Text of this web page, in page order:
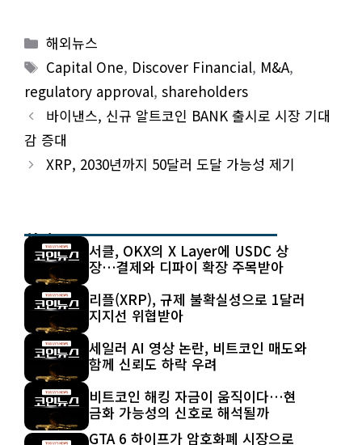
Categories
해외뉴스
Tags
Capital One, Discover Financial, M&A,
regulatory approval, shareholders
바이낸스, 신규 알트코인 BANK 출시로 시장 기대
감 증대
XRP, 2030년까지 50달러 도달 가능성 제기
최신 글
서클, OKX의 X Layer에 USDC 상
장…결제와 디파이 확장 주목받아
리플(XRP), 규제 불확실성으로 1달러
지지선 위협받아
세일러 AI 영상 논란, 비트코인 매도와
함께 신뢰도 하락 우려
비트코인 해킹 자금이 움직이다…현
금화 가능성의 신호로 해석될까
GTA 6 하이프가 암호화폐 시장으로